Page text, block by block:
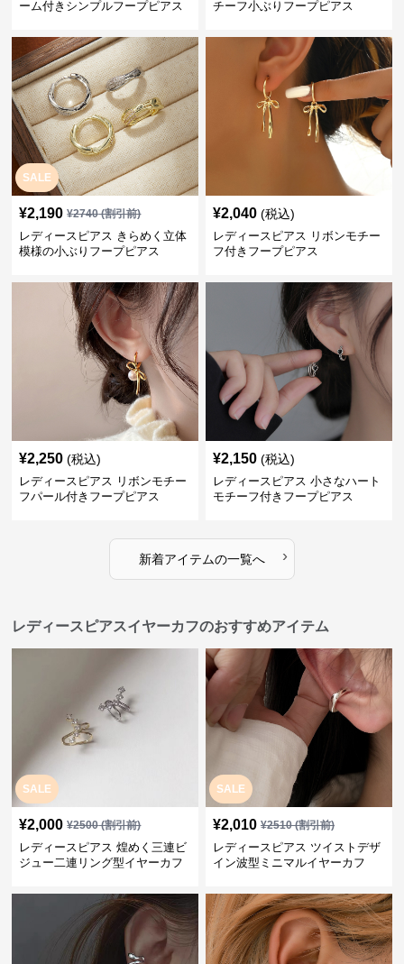
ーム付きシンプルフープピアス チーフ小ぶりフープピアス
SALE
¥2,190 ¥2740(割引前)
レディースピアス きらめく立体
模様の小ぶりフープピアス
¥2,040 (税込)
レディースピアス リボンモチー
フ付きフープピアス
¥2,250 (税込)
レディースピアス リボンモチー
フパール付きフープピアス
¥2,150 (税込)
レディースピアス 小さなハート
モチーフ付きフープピアス
新着アイテムの一覧へ ›
レディースピアスイヤーカフのおすすめアイテム
SALE
¥2,000 ¥2500(割引前)
レディースピアス 煌めく三連ビ
ジュー二連リング型イヤーカフ
SALE
¥2,010 ¥2510(割引前)
レディースピアス ツイストデザ
イン波型ミニマルイヤーカフ